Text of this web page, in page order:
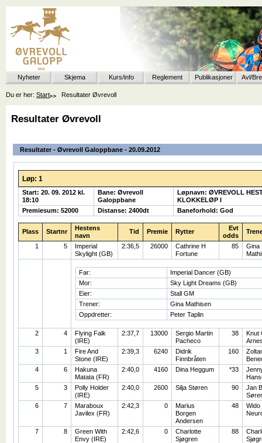
Nyheter Skjema Kurs/info Reglement Publikasjoner Avl/
Du er her: Start Resultater Øvrevoll
Resultater Øvrevoll
Resultater - Øvrevoll Galoppbane - 20.09.2012
Løp: 1
Start: 20. 09. 2012 kl.
18:10
Bane: Øvrevoll
Galoppbane
Løpnavn: ØVREVOLL
KLOKKELØP I
Premiesum: 52000
Distanse: 2400dt Baneforhold: God
Plass Startnr
Hestens
navn
Tid Premie Rytter
Evt
odds
1 5
Imperial
Skylight (GB)
2:36,5 26000
Cathrine H
Fortune
85
Gina
Far:
Imperial Dancer (GB)
Mor:
Sky Light Dreams (GB)
Eier:
Stall GM
Trener:
Gina Mathisen
Oppdretter:
Peter Taplin
2 4
Flying Falk
(IRE)
2:37,7 13000
Sergio Martin
Pacheco
38
Knut
3
1
Fire And
Stone (IRE)
2:39,3 6240
Didrik
Finnbråten
160
4
6
Hakuna
Matata (FR)
2:40,0 4160 Dina Heggum *33
5
3
Polly Holder
(IRE)
2:40,0 2600 Silja Støren 90
Jan
6
7
Maraboux
Javilex (FR)
2:42,3 0
Marius
Borgen
Andersen
48
Wido
7 8
Green With
Envy (IRE)
2:42,6 0
Charlotte
Sjøgren
88